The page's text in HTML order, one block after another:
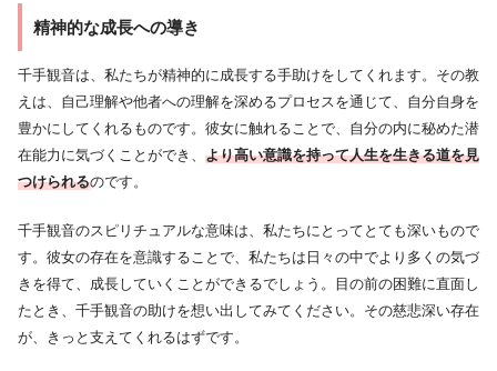
精神的な成長への導き
千手観音は、私たちが精神的に成長する手助けをしてくれます。その教
えは、自己理解や他者への理解を深めるプロセスを通じて、自分自身を
豊かにしてくれるものです。彼女に触れることで、自分の内に秘めた潜
在能力に気づくことができ、 より高い意識を持って人生を生きる道を見
つけられるのです。
千手観音のスピリチュアルな意味は、私たちにとってとても深いもので
す。彼女の存在を意識することで、私たちは日々の中でより多くの気づ
きを得て、成長していくことができるでしょう。目の前の困難に直面し
たとき、千手観音の助けを想い出してみてください。その慈悲深い存在
が、きっと支えてくれるはずです。